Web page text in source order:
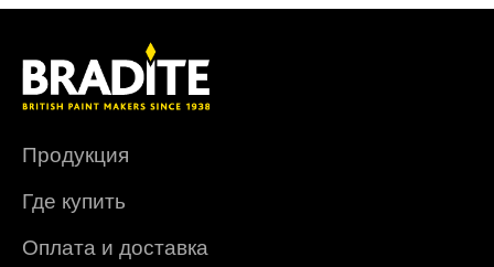
Продукция
Где купить
Оплата и доставка